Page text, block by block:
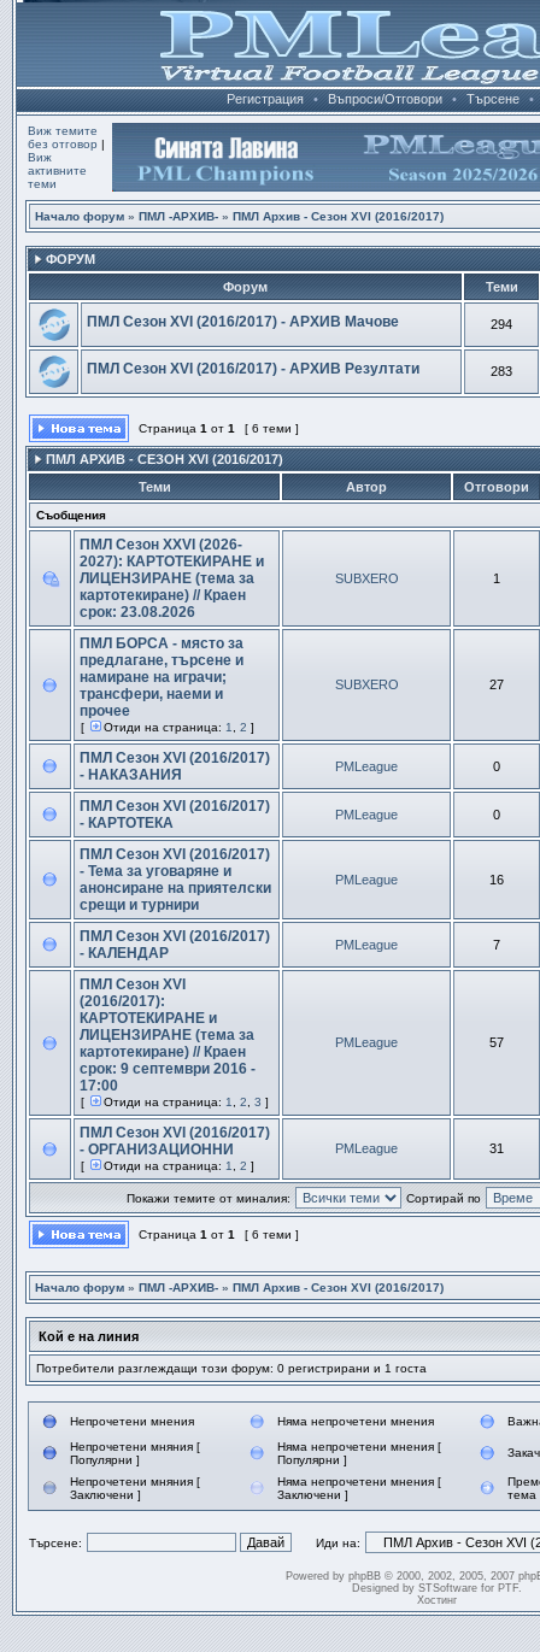
Регистрация • Въпроси/Отговори • Търсене •
Виж темите
без отговор |
Виж
активните
теми
Начало форум » ПМЛ -АРХИВ- » ПМЛ Архив - Сезон XVI (2016/2017)
ФОРУМ
Форум
Теми
ПМЛ Сезон ХVI (2016/2017) - АРХИВ Мачове 294
ПМЛ Сезон ХVI (2016/2017) - АРХИВ Резултати 283
Страница 1 от 1 [ 6 теми ]
ПМЛ АРХИВ - СЕЗОН XVI (2016/2017)
Теми
Автор Отговори
Съобщения
ПМЛ Сезон XXVI (2026-
2027): КАРТОТЕКИРАНЕ и
ЛИЦЕНЗИРАНЕ (тема за
картотекиране) // Краен
срок: 23.08.2026
SUBXERO 1
ПМЛ БОРСА - място за
предлагане, търсене и
намиране на играчи;
трансфери, наеми и
прочее
[ Отиди на страница: 1 2 ]
SUBXERO 27
ПМЛ Сезон ХVІ (2016/2017)
- НАКАЗАНИЯ
PMLeague 0
ПМЛ Сезон ХVІ (2016/2017)
- КАРТОТЕКА
PMLeague 0
ПМЛ Сезон ХVІ (2016/2017)
- Тема за уговаряне и
анонсиране на приятелски
срещи и турнири
PMLeague 16
ПМЛ Сезон ХVІ (2016/2017)
- КАЛЕНДАР
PMLeague 7
ПМЛ Сезон ХVI
(2016/2017):
КАРТОТЕКИРАНЕ и
ЛИЦЕНЗИРАНЕ (тема за
картотекиране) // Краен
срок: 9 септември 2016 -
17:00
[ Отиди на страница: 1 2 3 ]
PMLeague 57
ПМЛ Сезон ХVІ (2016/2017)
- ОРГАНИЗАЦИОННИ
[ Отиди на страница: 1 2 ]
PMLeague 31
Покажи темите от миналия: Сортирай по
Страница 1 от 1 [ 6 теми ]
Начало форум » ПМЛ -АРХИВ- » ПМЛ Архив - Сезон XVI (2016/2017)
Кой е на линия
Потребители разглеждащи този форум: 0 регистрирани и 1 госта
Непрочетени мнения Няма непрочетени мнения
Непрочетени мняния [
Популярни ]
Няма непрочетени мнения [
Популярни ]
Непрочетени мняния [
Заключени ]
Няма непрочетени мнения [
Заключени ]
тема
Търсене: Иди на:
Powered by phpBB© 2000, 2002, 2005, 2007
Designed by STSoftwarefor PTF.
Хостинг